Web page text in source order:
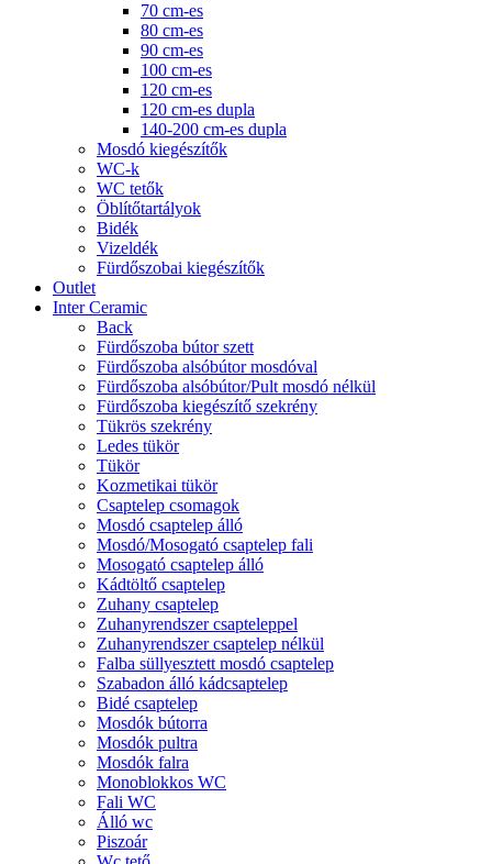
70 cm-es
80 cm-es
90 cm-es
100 cm-es
120 cm-es
120 cm-es dupla
140-200 cm-es dupla
Mosdó kiegészítők
WC-k
WC tetők
Öblítőtartályok
Bidék
Vizeldék
Fürdőszobai kiegészítők
Outlet
Inter Ceramic
Back
Fürdőszoba bútor szett
Fürdőszoba alsóbútor mosdóval
Fürdőszoba alsóbútor/Pult mosdó nélkül
Fürdőszoba kiegészítő szekrény
Tükrös szekrény
Ledes tükör
Tükör
Kozmetikai tükör
Csaptelep csomagok
Mosdó csaptelep álló
Mosdó/Mosogató csaptelep fali
Mosogató csaptelep álló
Kádtöltő csaptelep
Zuhany csaptelep
Zuhanyrendszer csapteleppel
Zuhanyrendszer csaptelep nélkül
Falba süllyesztett mosdó csaptelep
Szabadon álló kádcsaptelep
Bidé csaptelep
Mosdók bútorra
Mosdók pultra
Mosdók falra
Monoblokkos WC
Fali WC
Álló wc
Piszoár